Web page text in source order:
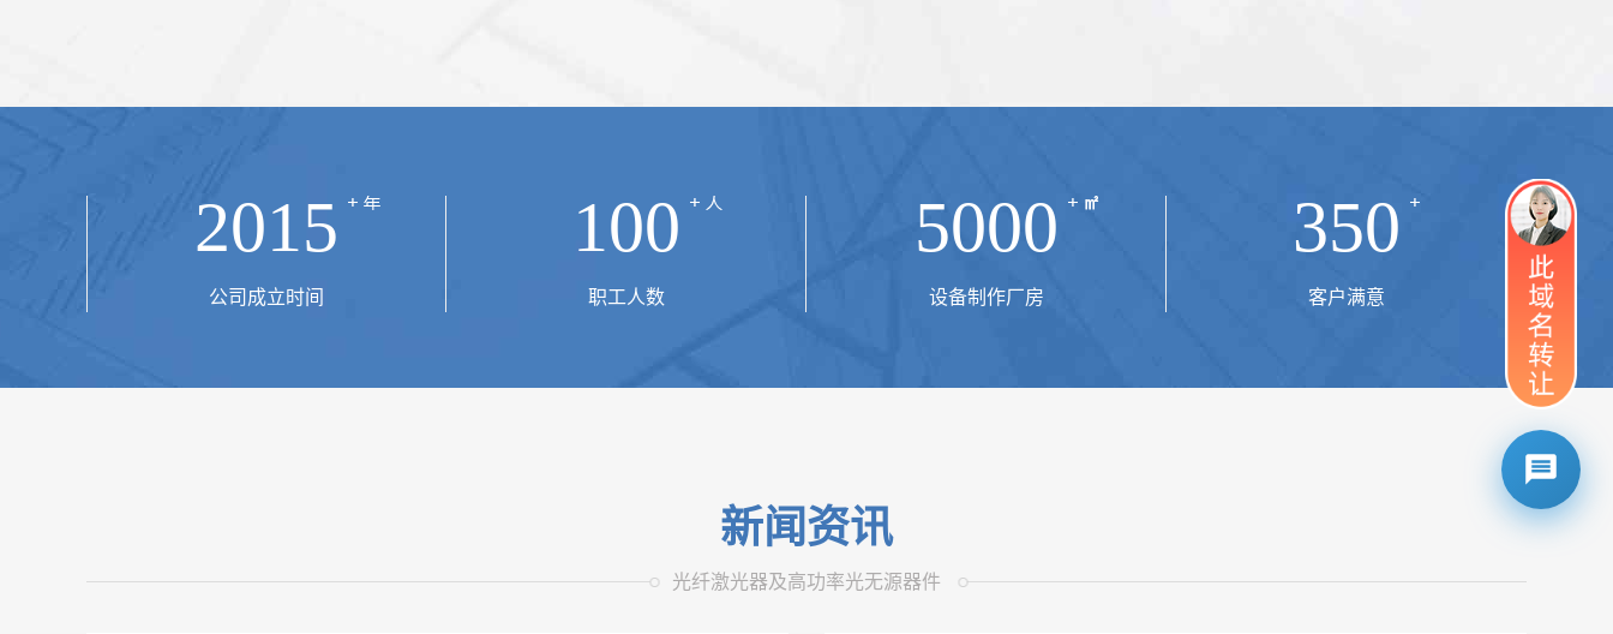
2015
公司成立时间
100
职工人数
5000
设备制作厂房
350
客户满意
新闻资讯
光纤激光器及高功率光无源器件